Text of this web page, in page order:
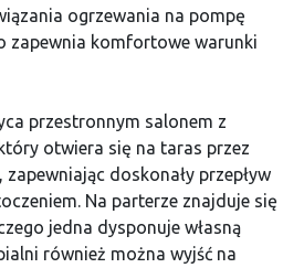
ogrzewania na pompę
zapewnia komfortowe warunki
przestronnym salonem z
otwiera się na taras przez
doskonały przepływ
Na parterze znajduje się
jedna dysponuje własną
również można wyjść na